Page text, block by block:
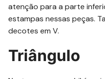
atenção para a parte
estampas nessas peças.
decotes em V.
Triângulo